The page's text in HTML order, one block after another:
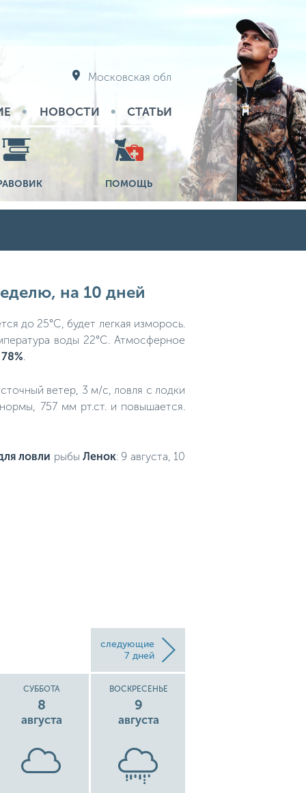
Московская обл
НОВОСТИ СТАТЬИ
ПОМОЩЬ
на 10 дней
до 25°C, будет легкая изморось.
воды 22°C. Атмосферное
ветер, 3 м/с, ловля с лодки
757 мм рт.ст. и повышается.
ловли рыбыЛенок: 9 августа, 10
следующие
7 дней
СУББОТА
8
августа
ВОСКРЕСЕНЬЕ
9
августа